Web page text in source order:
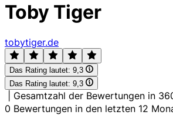
Toby Tiger
tobytiger.de
Das Rating lautet: 9,3
Das Rating lautet: 9,3
Gesamtzahl der Bewertungen in
0 Bewertungen in den letzten 12